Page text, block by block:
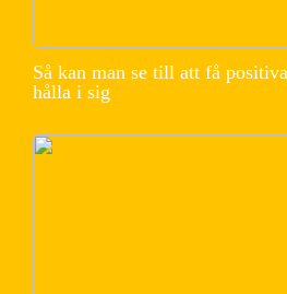
Så kan man se till att få
hålla i sig